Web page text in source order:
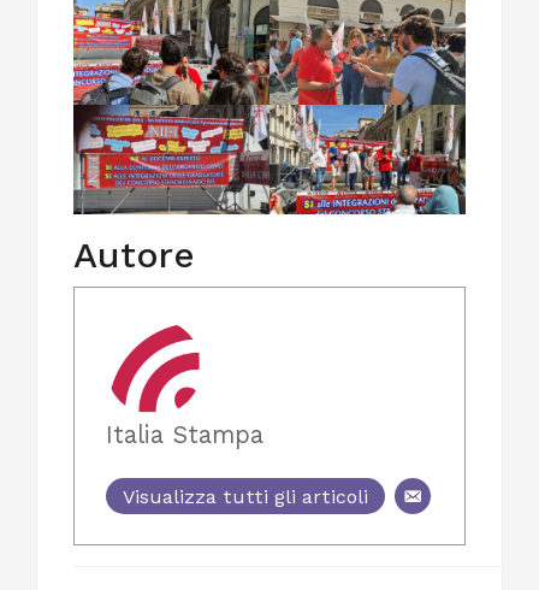
Autore
Italia Stampa
Visualizza tutti gli articoli